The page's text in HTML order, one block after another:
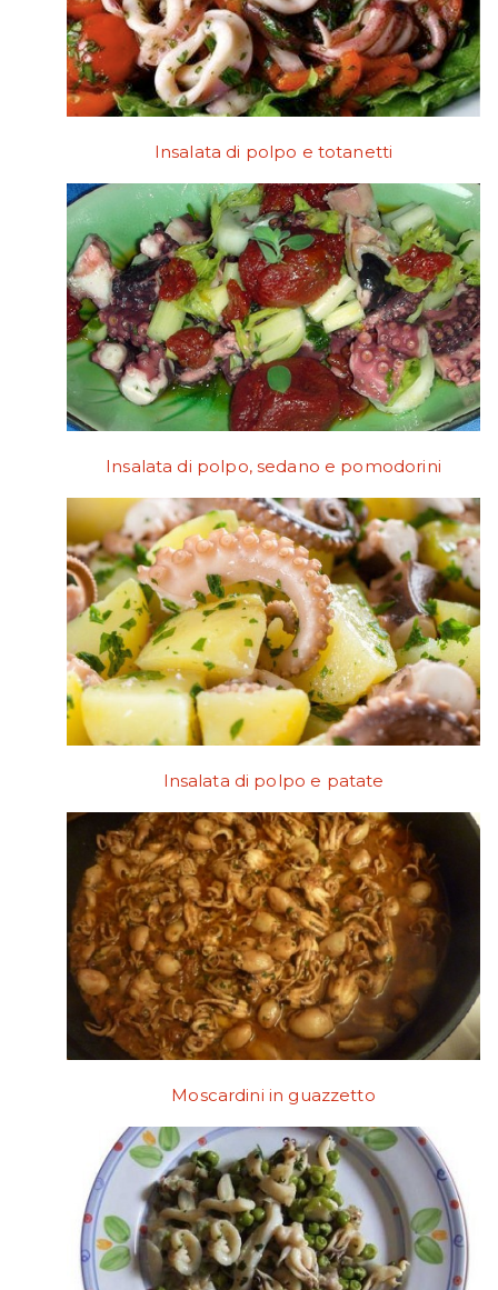
Insalata di polpo e totanetti
Insalata di polpo, sedano e pomodorini
Insalata di polpo e patate
Moscardini in guazzetto